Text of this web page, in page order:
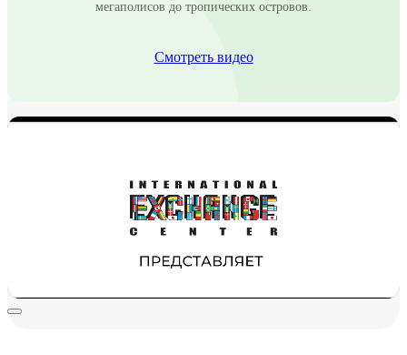
мегаполисов до тропических островов.
Смотреть видео